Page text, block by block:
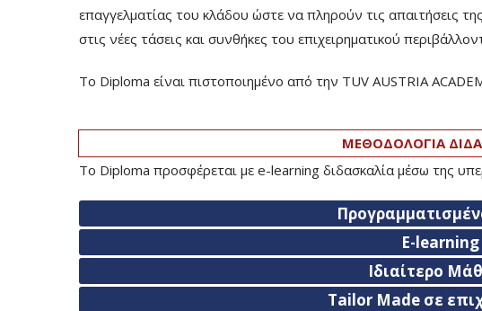
επαγγελματίας του κλάδου ώστε να πληρούν τις απαιτήσεις
στις νέες τάσεις και συνθήκες του επιχειρηματικού
Το Diploma είναι πιστοποιημένο από την TUV AUSTRIA
ΜΕΘΟΔΟΛΟΓΙΑ
Το Diploma προσφέρεται με e-learning διδασκαλία μέσω της
E-learning
Ιδιαίτερο
Tailor Made σε